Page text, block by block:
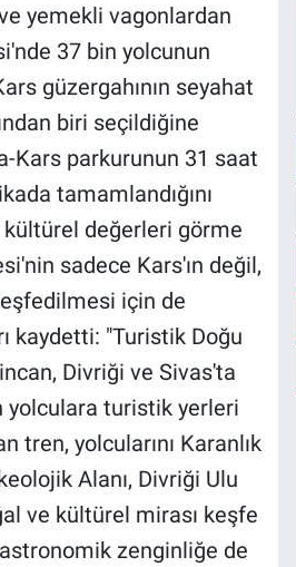
yemekli vagonlardan
37 bin yolcunun
güzergahının seyahat
biri seçildiğine
Kars parkurunun 31 saat
tamamlandığını
değerleri görme
sadece Kars'ın değil,
için de
kaydetti: "Turistik Doğu
Divriği ve Sivas'ta
yolculara turistik yerleri
tren, yolcularını Karanlık
Alanı, Divriği Ulu
ve kültürel mirası keşfe
zenginliğe de